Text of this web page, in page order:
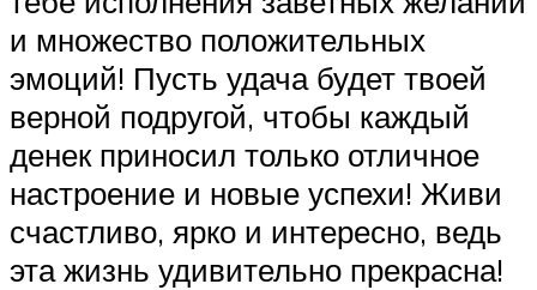
и множество положительных
эмоций! Пусть удача будет твоей
верной подругой, чтобы каждый
денек приносил только отличное
настроение и новые успехи! Живи
счастливо, ярко и интересно, ведь
эта жизнь удивительно прекрасна!